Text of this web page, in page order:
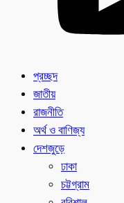
প্রচ্ছদ
জাতীয়
রাজনীতি
অর্থ ও বাণিজ্য
দেশজুড়ে
ঢাকা
চট্টগ্রাম